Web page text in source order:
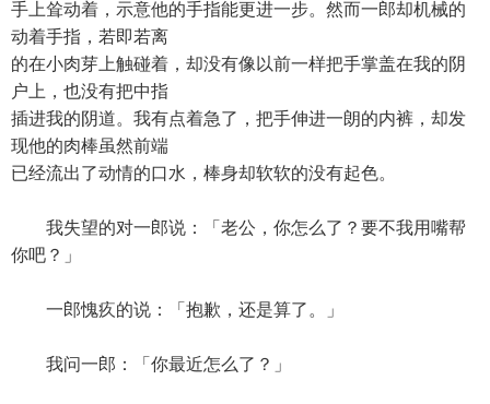
手上耸动着，示意他的手指能更进一步。然而一郎却机械的
动着手指，若即若离
的在小肉芽上触碰着，却没有像以前一样把手掌盖在我的阴
户上，也没有把中指
插进我的阴道。我有点着急了，把手伸进一朗的内裤，却发
现他的肉棒虽然前端
已经流出了动情的口水，棒身却软软的没有起色。
我失望的对一郎说：「老公，你怎么了？要不我用嘴帮
你吧？」
一郎愧疚的说：「抱歉，还是算了。」
我问一郎：「你最近怎么了？」